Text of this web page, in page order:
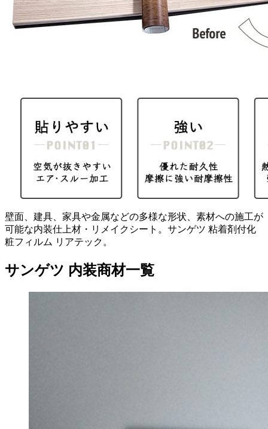
壁面、建具、家具や金属などの多様な形状、素材への施工が
可能な内装仕上材・リメイクシート。サンゲツ 粘着剤付化
粧フィルム リアテック。
サンゲツ 内装商材一覧